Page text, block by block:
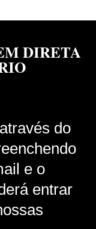
DIRETA
do
e o
entrar